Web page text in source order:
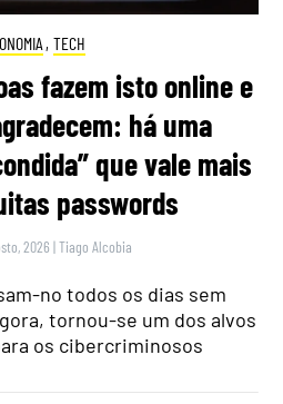
, TECH
fazem isto online e
há uma
que vale mais
passwords
2026 |Tiago Alcobia
no todos os dias sem
tornou-se um dos alvos
os cibercriminosos